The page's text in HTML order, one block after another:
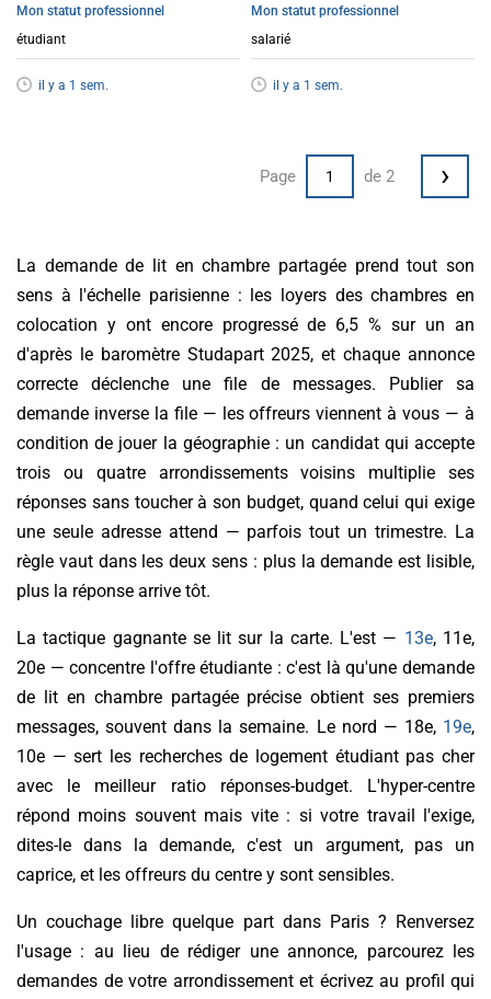
Mon statut professionnel
étudiant
il y a 1 sem.
Mon statut professionnel
salarié
il y a 1 sem.
Page de 2 ›
La demande de lit en chambre partagée prend tout son
sens à l'échelle parisienne : les loyers des chambres en
colocation y ont encore progressé de 6,5 % sur un an
d'après le baromètre Studapart 2025, et chaque annonce
correcte déclenche une file de messages. Publier sa
demande inverse la file — les offreurs viennent à vous — à
condition de jouer la géographie : un candidat qui accepte
trois ou quatre arrondissements voisins multiplie ses
réponses sans toucher à son budget, quand celui qui exige
une seule adresse attend — parfois tout un trimestre. La
règle vaut dans les deux sens : plus la demande est lisible,
plus la réponse arrive tôt.
La tactique gagnante se lit sur la carte. L'est — 13e, 11e,
20e — concentre l'offre étudiante : c'est là qu'une demande
de lit en chambre partagée précise obtient ses premiers
messages, souvent dans la semaine. Le nord — 18e, 19e,
10e — sert les recherches de logement étudiant pas cher
avec le meilleur ratio réponses-budget. L'hyper-centre
répond moins souvent mais vite : si votre travail l'exige,
dites-le dans la demande, c'est un argument, pas un
caprice, et les offreurs du centre y sont sensibles.
Un couchage libre quelque part dans Paris ? Renversez
l'usage : au lieu de rédiger une annonce, parcourez les
demandes de votre arrondissement et écrivez au profil qui